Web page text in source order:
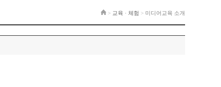
> 교육 · 체험 > 미디어교육 소개